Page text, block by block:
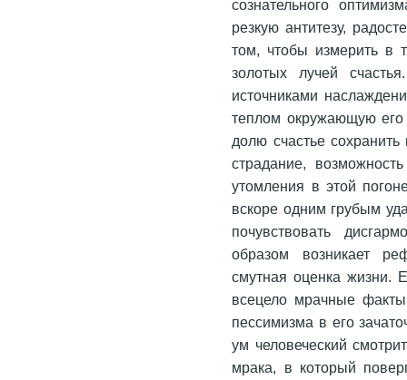
сознательного
резкую антитезу,
том, чтобы измерить в
золотых лучей
источниками
теплом окружающую
долю счастье
страдание,
утомления в этой
вскоре одним грубым
почувствовать
образом возникает
смутная оценка жизни.
всецело мрачные
пессимизма в его
ум человеческий
мрака, в который